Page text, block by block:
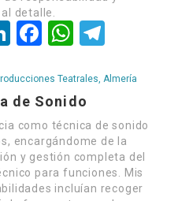
detalle.
LinkedIn FacebookWhatsApp
Teatrales, Almería
de Sonido
como técnica de sonido
encargándome de la
y gestión completa del
para funciones. Mis
incluían recoger